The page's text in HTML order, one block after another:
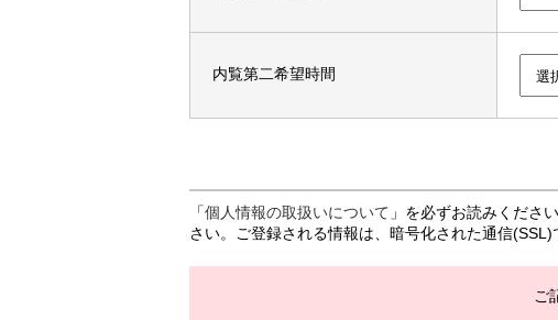
内覧第二希望時間
「個人情報の取扱いについて 」を必ずお読みくださ
さい。ご登録される情報は、暗号化された通信(SSL)
ご